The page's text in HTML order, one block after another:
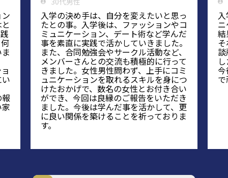
入学の決め手は、自分を変えたいと思っ
たとの事。入学後は、ファッションやコ
ミュニケーション、デート術など学んだ
事を素直に実践で活かしていきました。
また、合同勉強会やサークル活動など、
メンバーさんとの交流も積極的に行って
きました。女性男性問わず、上手にコミ
ュニケーションを取れるスキルを身につ
けたおかげで、数名の女性とお付き合い
ができ、今回は良縁のご報告をいただき
ました。今後は学んだ事を活かして、更
に良い関係を築けることを祈っておりま
す。